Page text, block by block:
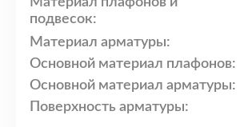
подвесок:
Материал арматуры:
Основной материал плафонов:
Основной материал арматуры:
Поверхность арматуры: